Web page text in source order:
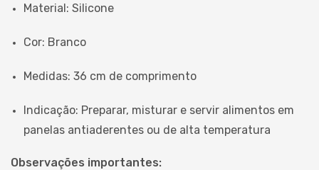
Material: Silicone
Cor: Branco
Medidas: 36 cm de comprimento
Indicação: Preparar, misturar e servir alimentos em
panelas antiaderentes ou de alta temperatura
Observações importantes: